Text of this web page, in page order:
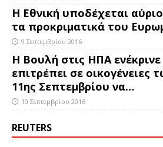
Η Εθνική υποδέχεται
τα προκριματικά του
9 Σεπτεμβρίου 2016
Η Βουλή στις ΗΠΑ
επιτρέπει σε οικογένειες
11ης Σεπτεμβρίου να…
10 Σεπτεμβρίου 2016
REUTERS